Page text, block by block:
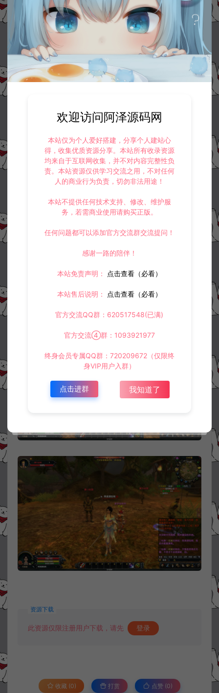
资源下载
此资源仅限注册用户下载，请先 登录
收藏 (0) 打赏 点赞 (0)
欢迎访问阿泽源码网
本站仅为个人爱好搭建，分享个人建站心
得，收集优质资源分享。本站所有收录资源
均来自于互联网收集，并不对内容完整性负
责。本站资源仅供学习交流之用，不对任何
人的商业行为负责，切勿非法用途！
本站不提供任何技术支持、修改、维护服
务，若需商业使用请购买正版。
任何问题都可以添加官方交流群交流提问！
感谢一路的陪伴！
本站免责声明： 点击查看（必看）
本站售后说明： 点击查看（必看）
官方交流QQ群：620517548(已满)
官方交流④群：1093921977
终身会员专属QQ群：720209672（仅限终
身VIP用户入群）
点击进群 我知道了